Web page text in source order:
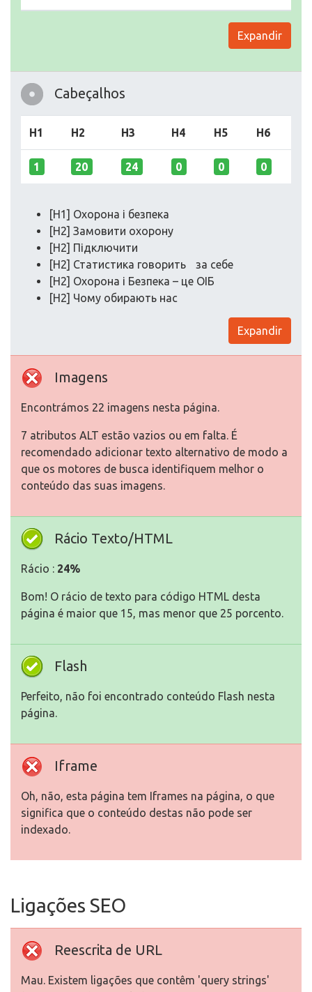
Expandir
Cabeçalhos
H1 H2 H3 H4 H5 H6
1 20 24 0 0 0
[H1] Охорона і безпека
[H2] Замовити охорону
[H2] Підключити
[H2] Статистика говорить за себе
[H2] Охорона і Безпека – це ОІБ
[H2] Чому обирають нас
Expandir
Imagens
Encontrámos 22 imagens nesta página.
7 atributos ALT estão vazios ou em falta. É
recomendado adicionar texto alternativo de modo a
que os motores de busca identifiquem melhor o
conteúdo das suas imagens.
Rácio Texto/HTML
Rácio : 24%
Bom! O rácio de texto para código HTML desta
página é maior que 15, mas menor que 25 porcento.
Flash
Perfeito, não foi encontrado conteúdo Flash nesta
página.
Iframe
Oh, não, esta página tem Iframes na página, o que
significa que o conteúdo destas não pode ser
indexado.
Ligações SEO
Reescrita de URL
Mau. Existem ligações que contêm 'query strings'